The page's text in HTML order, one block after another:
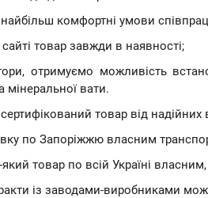
комфортні умови
товар завжди в наявності;
отримуємо можливість
мінеральної вати.
товар від надійних
по Запоріжжю власним
товар по всій Україні
із заводами-виробниками